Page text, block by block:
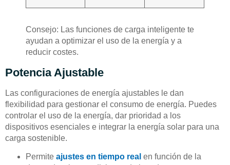
Consejo: Las funciones de carga inteligente te
ayudan a optimizar el uso de la energía y a
reducir costes.
Potencia Ajustable
Las configuraciones de energía ajustables le dan
flexibilidad para gestionar el consumo de energía. Puedes
controlar el uso de la energía, dar prioridad a los
dispositivos esenciales e integrar la energía solar para una
carga sostenible.
Permite ajustes en tiempo real en función de la